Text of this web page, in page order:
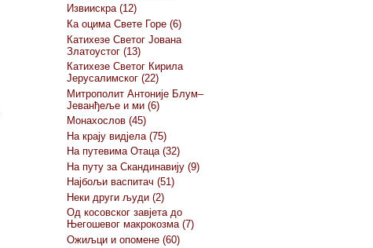
Извиискра (12)
Ка оцима Свете Горе (6)
Катихезе Светог Јована
Златоустог (13)
Катихезе Светог Кирила
Јерусалимског (22)
Митрополит Антоније Блум–
Јеванђеље и ми (6)
Монахослов (45)
На крају видјела (75)
На путевима Отаца (32)
На путу за Скандинавију (9)
Најбољи васпитач (51)
Неки други људи (2)
Од косовског завјета до
Његошевог макрокозма (7)
Ожиљци и опомене (60)